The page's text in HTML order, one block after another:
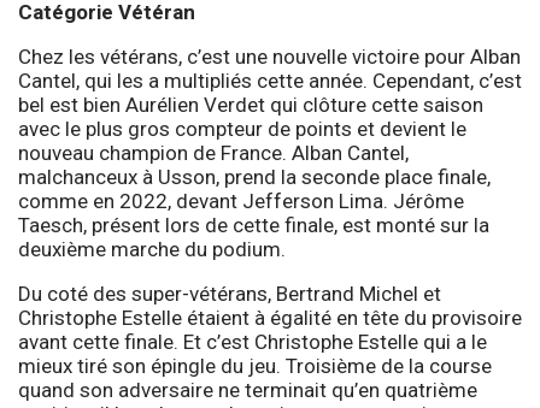
Catégorie Vétéran
Chez les vétérans, c’est une nouvelle victoire pour Alban
Cantel, qui les a multipliés cette année. Cependant, c’est
bel est bien Aurélien Verdet qui clôture cette saison
avec le plus gros compteur de points et devient le
nouveau champion de France. Alban Cantel,
malchanceux à Usson, prend la seconde place finale,
comme en 2022, devant Jefferson Lima. Jérôme
Taesch, présent lors de cette finale, est monté sur la
deuxième marche du podium.
Du coté des super-vétérans, Bertrand Michel et
Christophe Estelle étaient à égalité en tête du provisoire
avant cette finale. Et c’est Christophe Estelle qui a le
mieux tiré son épingle du jeu. Troisième de la course
quand son adversaire ne terminait qu’en quatrième